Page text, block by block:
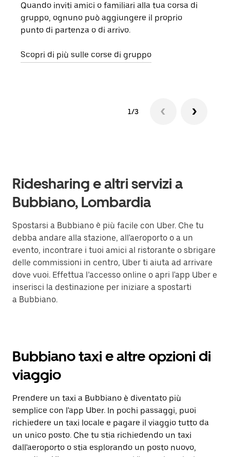
Quando inviti amici o familiari alla tua corsa di
gruppo, ognuno può aggiungere il proprio
punto di partenza o di arrivo.
Scopri di più sulle corse di gruppo
1/3
Ridesharing e altri servizi a
Bubbiano, Lombardia
Spostarsi a Bubbiano è più facile con Uber. Che tu
debba andare alla stazione, all'aeroporto o a un
evento, incontrare i tuoi amici al ristorante o sbrigare
delle commissioni in centro, Uber ti aiuta ad arrivare
dove vuoi. Effettua l’accesso online o apri l'app Uber e
inserisci la destinazione per iniziare a spostarti
a Bubbiano.
Bubbiano taxi e altre opzioni di
viaggio
Prendere un taxi a Bubbiano è diventato più
semplice con l'app Uber. In pochi passaggi, puoi
richiedere un taxi locale e pagare il viaggio tutto da
un unico posto. Che tu stia richiedendo un taxi
dall'aeroporto o stia esplorando un posto nuovo,